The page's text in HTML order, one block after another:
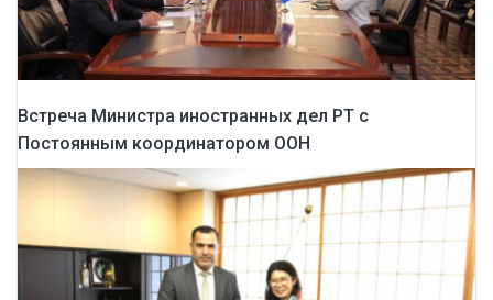
Встреча Министра иностранных дел РТ с
Постоянным координатором ООН